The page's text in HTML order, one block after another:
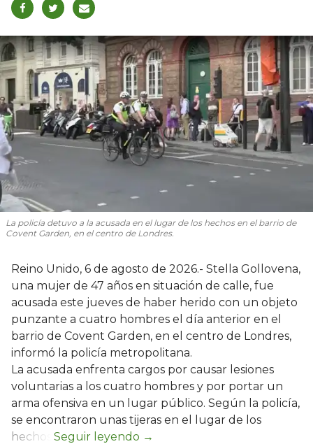
La policía detuvo a la acusada en el lugar de los hechos en el barrio de
Covent Garden, en el centro de Londres.
Reino Unido, 6 de agosto de 2026.- Stella Gollovena,
una mujer de 47 años en situación de calle, fue
acusada este jueves de haber herido con un objeto
punzante a cuatro hombres el día anterior en el
barrio de Covent Garden, en el centro de Londres,
informó la policía metropolitana.
La acusada enfrenta cargos por causar lesiones
voluntarias a los cuatro hombres y por portar un
arma ofensiva en un lugar público. Según la policía,
se encontraron unas tijeras en el lugar de los
hechos.